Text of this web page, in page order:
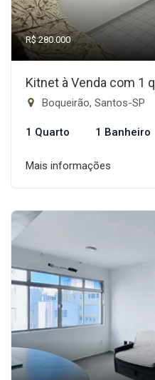
R$ 280.000
Kitnet à Venda com 1
Boqueirão, Santos-SP
1 Quarto 1 Banheiro
Mais informações